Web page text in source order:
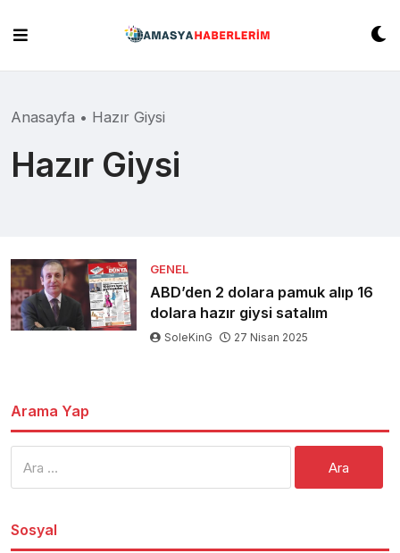
content
Anasayfa • Hazır Giysi
Hazır Giysi
GENEL
ABD’den 2 dolara pamuk alıp 16
dolara hazır giysi satalım
SoleKinG 27 Nisan 2025
Arama Yap
Sosyal